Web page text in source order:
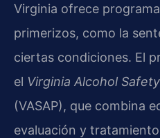
Virginia ofrece
primerizos, como la
ciertas condiciones. El
el Virginia Alcohol
(VASAP), que combina
evaluación y